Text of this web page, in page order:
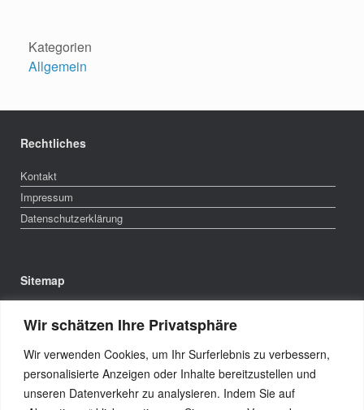
Wir schätzen Ihre Privatsphäre
Wir verwenden Cookies, um Ihr Surferlebnis zu verbessern,
personalisierte Anzeigen oder Inhalte bereitzustellen und
unseren Datenverkehr zu analysieren. Indem Sie auf
Kategorien
Allgemein
Rechtliches
Kontakt
Impressum
Datenschutzerklärung
Sitemap
Das sind wir
Besondere Auftritte
Unsere Story
Wissenswertes